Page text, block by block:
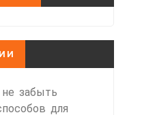
забыть
для